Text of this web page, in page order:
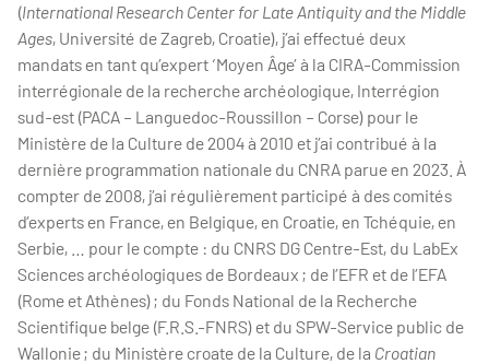
(International Research Center for Late Antiquity and the Middle
Ages, Université de Zagreb, Croatie), j’ai effectué deux
mandats en tant qu’expert ‘Moyen Âge’ à la CIRA-Commission
interrégionale de la recherche archéologique, Interrégion
sud-est (PACA – Languedoc-Roussillon – Corse) pour le
Ministère de la Culture de 2004 à 2010 et j’ai contribué à la
dernière programmation nationale du CNRA parue en 2023. À
compter de 2008, j’ai régulièrement participé à des comités
d’experts en France, en Belgique, en Croatie, en Tchéquie, en
Serbie, … pour le compte : du CNRS DG Centre-Est, du LabEx
Sciences archéologiques de Bordeaux ; de l’EFR et de l’EFA
(Rome et Athènes) ; du Fonds National de la Recherche
Scientifique belge (F.R.S.-FNRS) et du SPW-Service public de
Wallonie ; du Ministère croate de la Culture, de la Croatian